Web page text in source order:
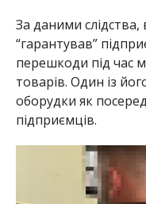
За даними
“гарантував”
перешкоди під час
товарів. Один із
оборудки як
підприємців.